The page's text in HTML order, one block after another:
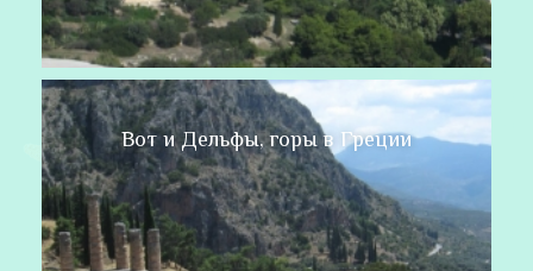
Вот и Дельфы, горы в Греции